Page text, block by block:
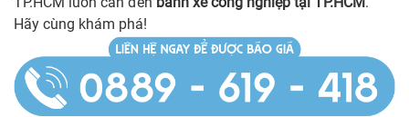
Hãy cùng khám phá!